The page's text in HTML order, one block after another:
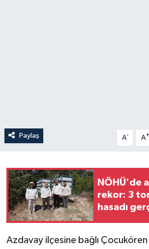
Paylaş A- A+
NÖHÜ'de
rekor: 3
hasadı
Azdavay ilçesine bağlı
Yaşam